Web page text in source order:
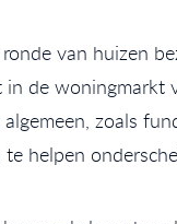
van huizen
in de woningmarkt
zoals
te helpen